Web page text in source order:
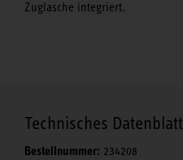
Zuglasche integriert.
Technisches Datenblatt
Bestellnummer: 234208